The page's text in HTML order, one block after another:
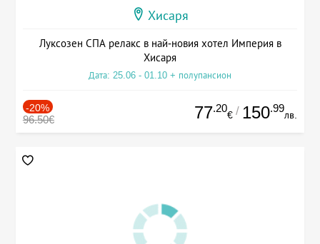
Хисаря
Луксозен СПА релакс в най-новия хотел Империя в
Хисаря
Дата: 25.06 - 01.10 + полупансион
-20%
96.50€ 77.20
€ / 150.99
лв.